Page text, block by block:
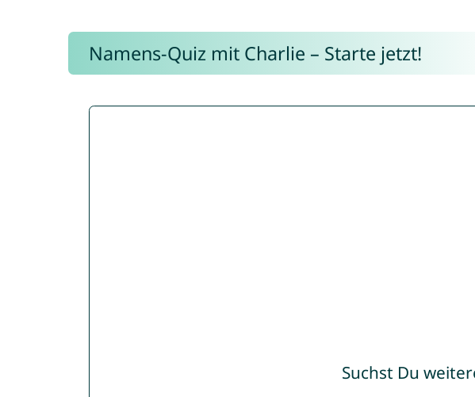
Namens-Quiz mit Charlie – Starte jetzt!
Suchst Du